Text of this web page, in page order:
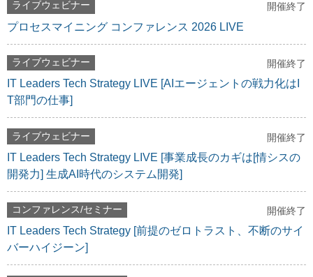
ライブウェビナー 開催終了
プロセスマイニング コンファレンス 2026 LIVE
ライブウェビナー 開催終了
IT Leaders Tech Strategy LIVE [AIエージェントの戦力化はI
T部門の仕事]
ライブウェビナー 開催終了
IT Leaders Tech Strategy LIVE [事業成長のカギは[情シスの
開発力] 生成AI時代のシステム開発]
コンファレンス/セミナー 開催終了
IT Leaders Tech Strategy [前提のゼロトラスト、不断のサイ
バーハイジーン]